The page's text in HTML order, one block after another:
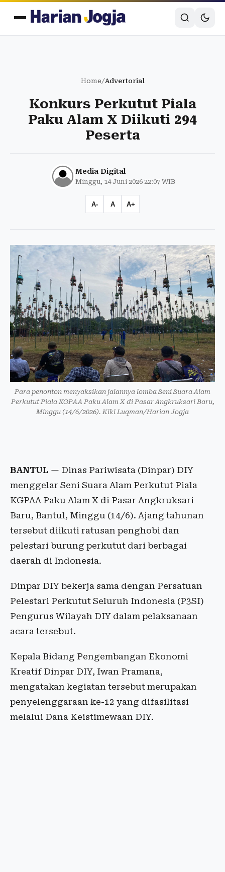
Home/Advertorial
Konkurs Perkutut Piala
Paku Alam X Diikuti 294
Peserta
Media Digital
Minggu, 14 Juni 2026 22:07 WIB
A- A A+
Para penonton menyaksikan jalannya lomba Seni Suara Alam
Perkutut Piala KGPAA Paku Alam X di Pasar Angkruksari Baru,
Minggu (14/6/2026). Kiki Luqman/Harian Jogja
BANTUL — Dinas Pariwisata (Dinpar) DIY
menggelar Seni Suara Alam Perkutut Piala
KGPAA Paku Alam X di Pasar Angkruksari
Baru, Bantul, Minggu (14/6). Ajang tahunan
tersebut diikuti ratusan penghobi dan
pelestari burung perkutut dari berbagai
daerah di Indonesia.
Dinpar DIY bekerja sama dengan Persatuan
Pelestari Perkutut Seluruh Indonesia (P3SI)
Pengurus Wilayah DIY dalam pelaksanaan
acara tersebut.
Kepala Bidang Pengembangan Ekonomi
Kreatif Dinpar DIY, Iwan Pramana,
mengatakan kegiatan tersebut merupakan
penyelenggaraan ke-12 yang difasilitasi
melalui Dana Keistimewaan DIY.